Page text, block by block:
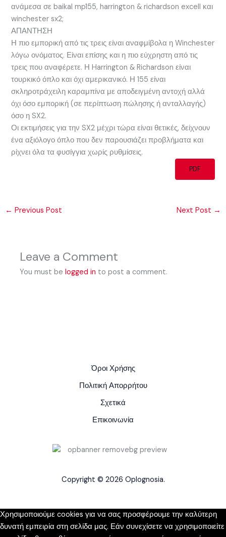
ανάμεσα σε baikal mp155, harrington & richardson excell και
winchester sx2;
ΑΠΑΝΤΗΣΗ
Η πιο εμπορική από τις τρεις είναι αναφμίβολα η Winchester
λόγω ονόματος. Είναι επίσης και η πιο εύχρηστη από τις
τρεις που αναφέρετε. Η Harrington & Richardson είναι
τουρκικό όπλο και όχι αμερικανικό. Η 155 είναι
σκληροτράχειλη καραμπίνα με αποδειγμένη αντοχή αλλά
όχι όσο εμπορική (σε περίπτωση πώλησης ή ανταλλαγής)
όσο η SX2.
Οι εκτιμήσεις για την SX2 μέχρι τώρα είναι θετικές, δείχνουν
ένα αξιόλογο όπλο που δεν παρουσιάζει προβλήματα και
ρίχνει όλα τα φυσίγγια χωρίς ρυθμίσεις.
PDF
← Previous Post Next Post →
Leave a Comment
You must belogged in to post a comment.
Όροι Χρήσης
Πολιτική Απορρήτου
Σχετικά
Επικοινωνία
Copyright © 2026 Oplognosia.
Χρησιμοποιούμε cookies για να σας προσφέρουμε την καλύτερη
δυνατή εμπειρία στη σελίδα μας. Εάν συνεχίσετε να χρησιμοποιείτε